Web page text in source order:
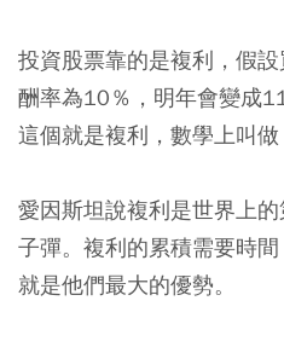
投資股票靠的是複利，假
酬率為10％，明年會變成
這個就是複利，數學上叫做
愛因斯坦說複利是世界上
子彈。複利的累積需要時
就是他們最大的優勢。